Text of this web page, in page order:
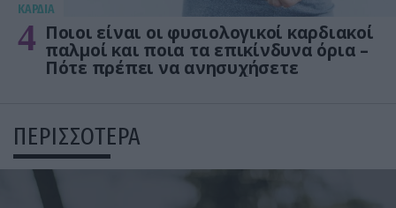
KΑΡΔΙΑ
4 Ποιοι είναι οι φυσιολογικοί καρδιακοί
παλμοί και ποια τα επικίνδυνα όρια –
Πότε πρέπει να ανησυχήσετε
ΠΕΡΙΣΣΟΤΕΡΑ